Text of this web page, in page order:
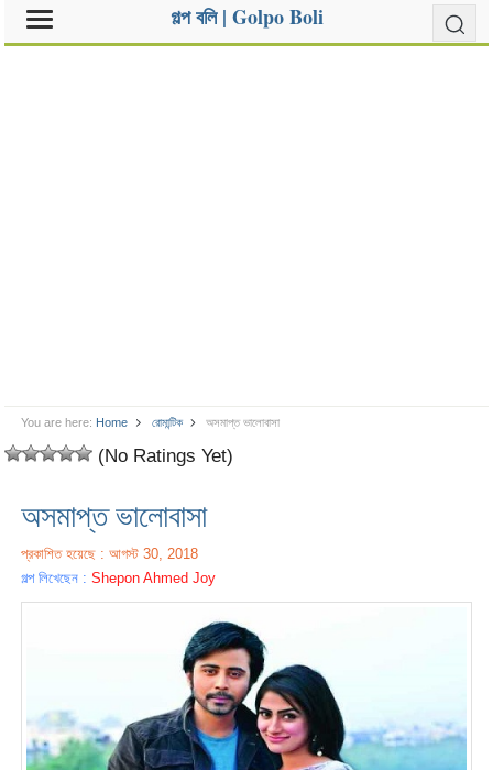
গল্প বলি | Golpo Boli
You are here: Home রোমান্টিক অসমাপ্ত ভালোবাসা
(No Ratings Yet)
অসমাপ্ত ভালোবাসা
প্রকাশিত হয়েছে : আগস্ট 30, 2018
গল্প লিখেছেন :Shepon Ahmed Joy